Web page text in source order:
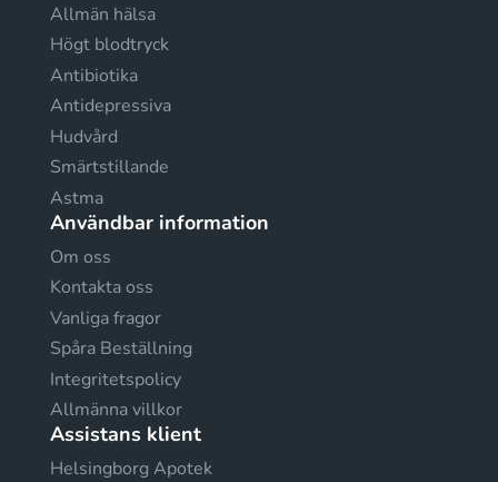
Allmän hälsa
Högt blodtryck
Antibiotika
Antidepressiva
Hudvård
Smärtstillande
Astma
Användbar information
Om oss
Kontakta oss
Vanliga fragor
Spåra Beställning
Integritetspolicy
Allmänna villkor
Assistans klient
Helsingborg Apotek